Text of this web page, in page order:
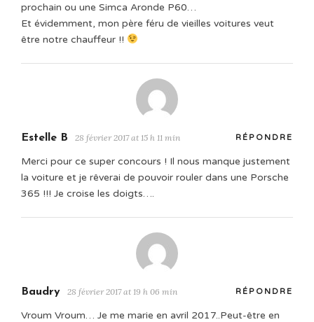
prochain ou une Simca Aronde P60…
Et évidemment, mon père féru de vieilles voitures veut
être notre chauffeur !!
Estelle B 28 février 2017 at 15 h 11 min RÉPONDRE
Merci pour ce super concours ! Il nous manque justement
la voiture et je rêverai de pouvoir rouler dans une Porsche
365 !!! Je croise les doigts….
Baudry 28 février 2017 at 19 h 06 min RÉPONDRE
Vroum Vroum… Je me marie en avril 2017..Peut-être en